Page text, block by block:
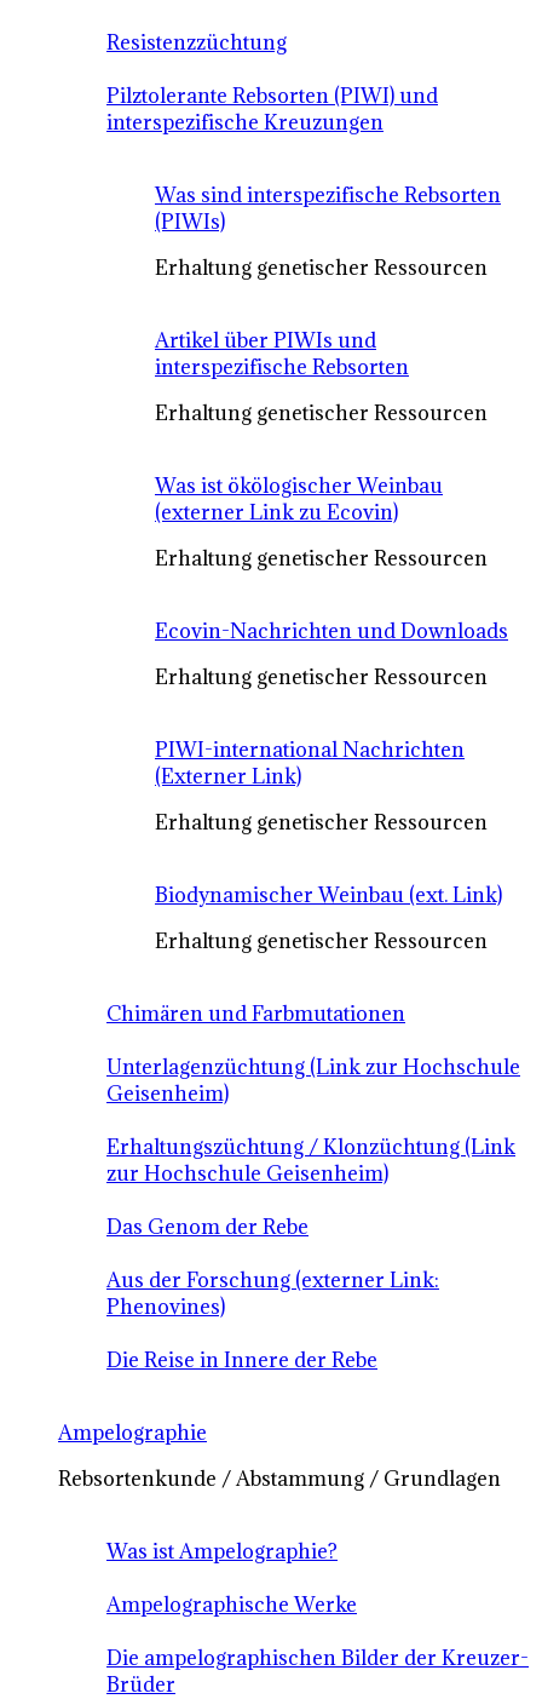
Resistenzzüchtung
Pilztolerante Rebsorten (PIWI) und
interspezifische Kreuzungen
Was sind interspezifische Rebsorten
(PIWIs)
Erhaltung genetischer Ressourcen
Artikel über PIWIs und
interspezifische Rebsorten
Erhaltung genetischer Ressourcen
Was ist ökölogischer Weinbau
(externer Link zu Ecovin)
Erhaltung genetischer Ressourcen
Ecovin-Nachrichten und Downloads
Erhaltung genetischer Ressourcen
PIWI-international Nachrichten
(Externer Link)
Erhaltung genetischer Ressourcen
Biodynamischer Weinbau (ext. Link)
Erhaltung genetischer Ressourcen
Chimären und Farbmutationen
Unterlagenzüchtung (Link zur Hochschule
Geisenheim)
Erhaltungszüchtung / Klonzüchtung (Link
zur Hochschule Geisenheim)
Das Genom der Rebe
Aus der Forschung (externer Link:
Phenovines)
Die Reise in Innere der Rebe
Ampelographie
Rebsortenkunde / Abstammung / Grundlagen
Was ist Ampelographie?
Ampelographische Werke
Die ampelographischen Bilder der Kreuzer-
Brüder